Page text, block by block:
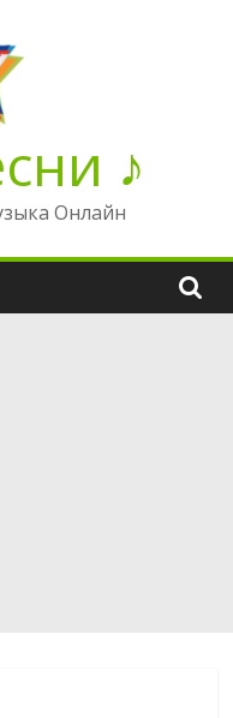
♪
Онлайн